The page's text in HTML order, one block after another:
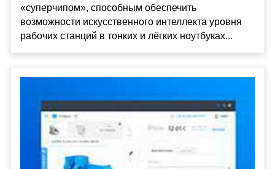
«суперчипом», способным обеспечить
возможности искусственного интеллекта уровня
рабочих станций в тонких и лёгких ноутбуках...